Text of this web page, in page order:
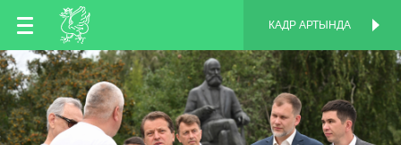
TT
EN
RU
КАДР АРТЫНДА
КАДР АРТЫНДА